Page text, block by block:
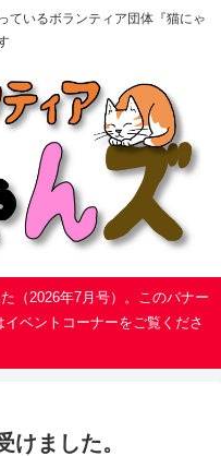
ているボランティア団体『猫にゃ
（2026年7月号）。このバナー
ベントコーナーをご覧くださ
けました。